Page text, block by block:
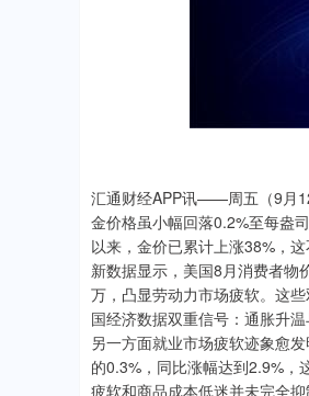
汇通财经APP讯——周五（9月
金价格虽小幅回落0.2%至每盎
以来，金价已累计上涨38%，
新数据显示，美国8月消费者物
万，凸显劳动力市场疲软。这
国经济数据双重信号：通胀升
另一方面就业市场疲软迹象愈
的0.3%，同比涨幅达到2.9%，
疲软和商品成本低迷并未完全